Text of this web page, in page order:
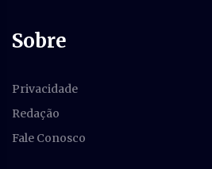
Sobre
Privacidade
Redação
Fale Conosco